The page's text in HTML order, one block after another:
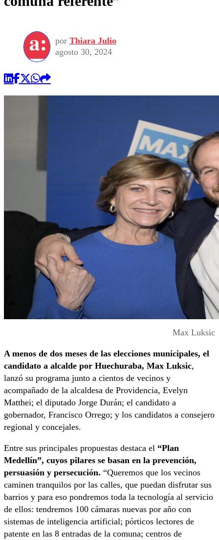
por Thiara Julio
agosto 30, 2024
Max Luksic
A menos de dos meses de las elecciones municipales, el
candidato a alcalde por Huechuraba, Max Luksic,
lanzó su programa junto a cientos de vecinos y
acompañado de la alcaldesa de Providencia, Evelyn
Matthei; el diputado Jorge Durán; el candidato a
gobernador, Francisco Orrego; y los candidatos a consejero
regional y concejales.
Entre sus principales propuestas destaca el “Plan
Medellín”, cuyos pilares se basan en la prevención,
persuasión y persecución. “Queremos que los vecinos
caminen tranquilos por las calles, que puedan disfrutar sus
barrios y para eso pondremos toda la tecnología al servicio
de ellos: tendremos 100 cámaras nuevas por año con
sistemas de inteligencia artificial; pórticos lectores de
patente en las 8 entradas de la comuna; centros de